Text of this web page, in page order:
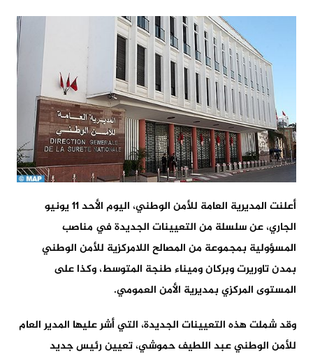
أعلنت المديرية العامة للأمن الوطني، اليوم الأحد 11 يونيو
الجاري، عن سلسلة من التعيينات الجديدة في مناصب
المسؤولية بمجموعة من المصالح اللامركزية للأمن الوطني
بمدن تاوريرت وبركان وميناء طنجة المتوسط، وكذا على
المستوى المركزي بمديرية الأمن العمومي.
وقد شملت هذه التعيينات الجديدة، التي أشر عليها المدير العام
للأمن الوطني عبد اللطيف حموشي، تعيين رئيس جديد